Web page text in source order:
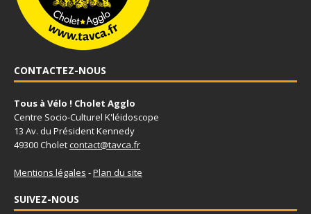
CONTACTEZ-NOUS
Tous à Vélo ! Cholet Agglo
Centre Socio-Culturel K'léidoscope
13 Av. du Président Kennedy
49300 Choletcontact@tavca.fr
Mentions légales -Plan du site
SUIVEZ-NOUS